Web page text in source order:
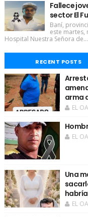
Fallece
sector El
Baní,
este martes,
Hospital Nuestra Señora de...
RECENT POSTS
arma
EL
EL
Una
EL